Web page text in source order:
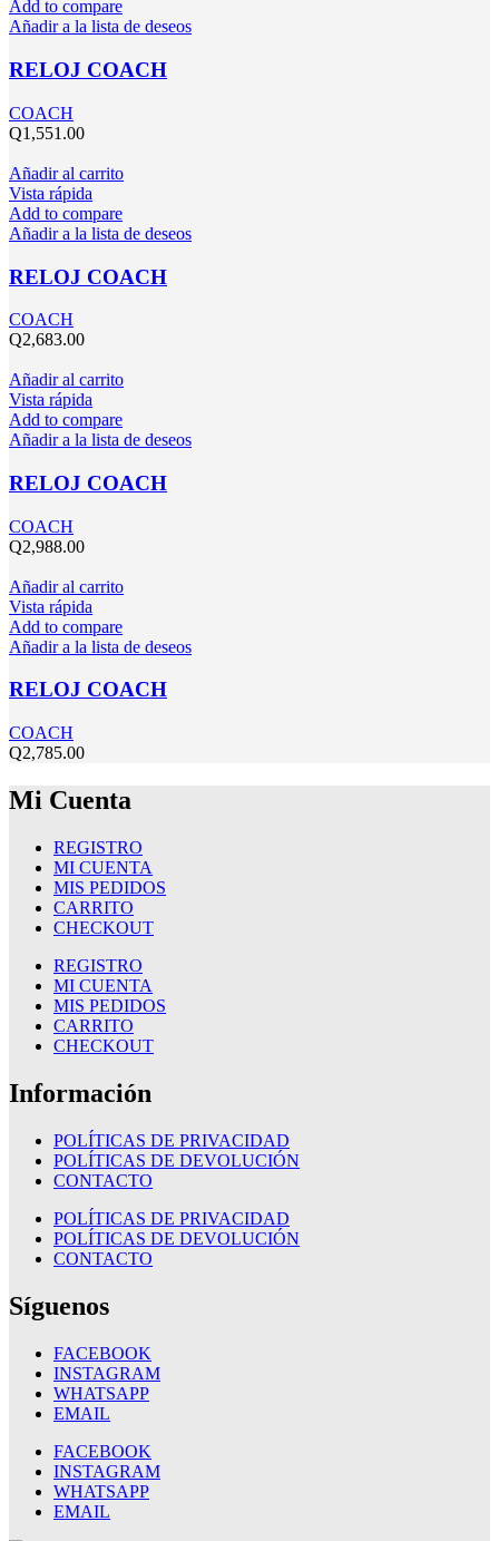
Add to compare
Añadir a la lista de deseos
RELOJ COACH
COACH
Q1,551.00
Añadir al carrito
Vista rápida
Add to compare
Añadir a la lista de deseos
RELOJ COACH
COACH
Q2,683.00
Añadir al carrito
Vista rápida
Add to compare
Añadir a la lista de deseos
RELOJ COACH
COACH
Q2,988.00
Añadir al carrito
Vista rápida
Add to compare
Añadir a la lista de deseos
RELOJ COACH
COACH
Q2,785.00
Mi Cuenta
REGISTRO
MI CUENTA
MIS PEDIDOS
CARRITO
CHECKOUT
REGISTRO
MI CUENTA
MIS PEDIDOS
CARRITO
CHECKOUT
Información
POLÍTICAS DE PRIVACIDAD
POLÍTICAS DE DEVOLUCIÓN
CONTACTO
POLÍTICAS DE PRIVACIDAD
POLÍTICAS DE DEVOLUCIÓN
CONTACTO
Síguenos
FACEBOOK
INSTAGRAM
WHATSAPP
EMAIL
FACEBOOK
INSTAGRAM
WHATSAPP
EMAIL